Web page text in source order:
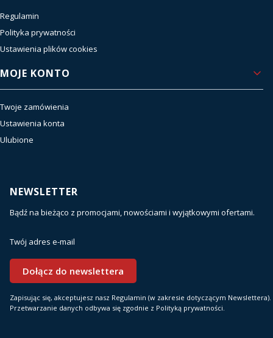
Regulamin
Polityka prywatności
Ustawienia plików cookies
MOJE KONTO
Twoje zamówienia
Ustawienia konta
Ulubione
NEWSLETTER
Bądź na bieżąco z promocjami, nowościami i wyjątkowymi ofertami.
Twój adres e-mail
Dołącz do newslettera
Zapisując się, akceptujesz nasz Regulamin (w zakresie dotyczącym Newslettera).
Przetwarzanie danych odbywa się zgodnie z Polityką prywatności.